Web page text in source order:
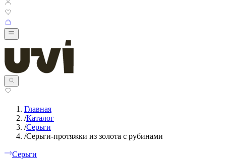
Главная
/Каталог
/Серьги
/Серьги-протяжки из золота с рубинами
Серьги